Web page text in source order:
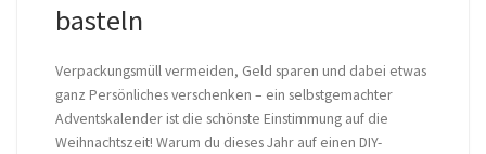
basteln
Verpackungsmüll vermeiden, Geld sparen und dabei etwas
ganz Persönliches verschenken – ein selbstgemachter
Adventskalender ist die schönste Einstimmung auf die
Weihnachtszeit! Warum du dieses Jahr auf einen DIY-